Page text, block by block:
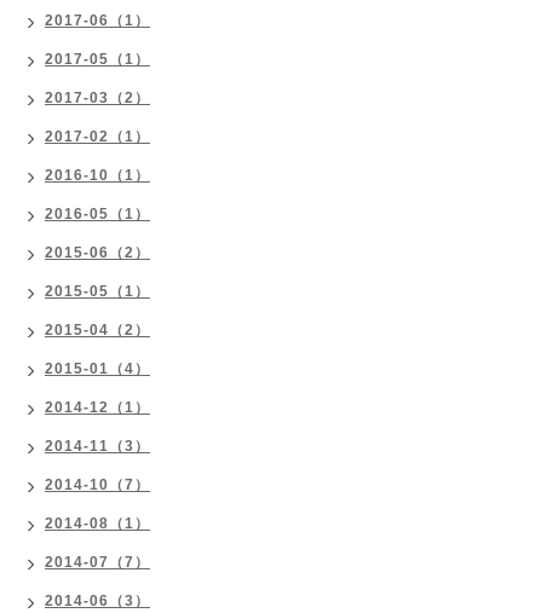
2017-06（1）
2017-05（1）
2017-03（2）
2017-02（1）
2016-10（1）
2016-05（1）
2015-06（2）
2015-05（1）
2015-04（2）
2015-01（4）
2014-12（1）
2014-11（3）
2014-10（7）
2014-08（1）
2014-07（7）
2014-06（3）